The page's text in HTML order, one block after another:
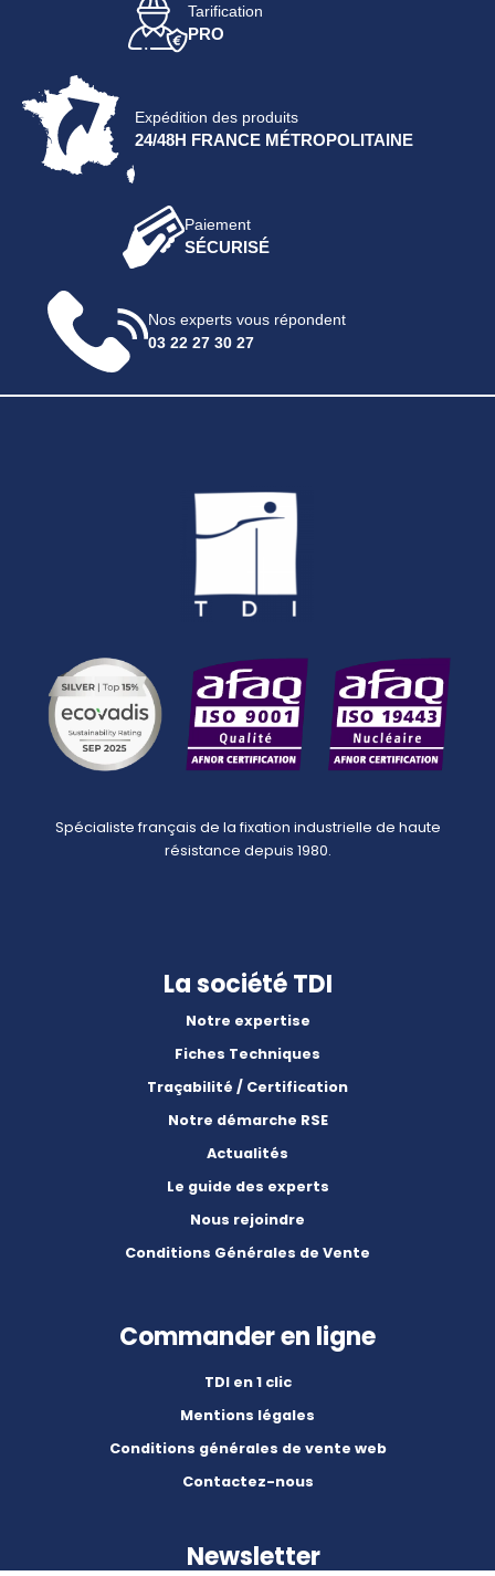
Tarification
PRO
Expédition des produits
24/48H FRANCE MÉTROPOLITAINE
Paiement
SÉCURISÉ
Nos experts vous répondent
03 22 27 30 27
Spécialiste français de la fixation industrielle de haute
résistance depuis 1980.
La société TDI
Notre expertise
Fiches Techniques
Traçabilité / Certification
Notre démarche RSE
Actualités
Le guide des experts
Nous rejoindre
Conditions Générales de Vente
Commander en ligne
TDI en 1 clic
Mentions légales
Conditions générales de vente web
Contactez-nous
Newsletter